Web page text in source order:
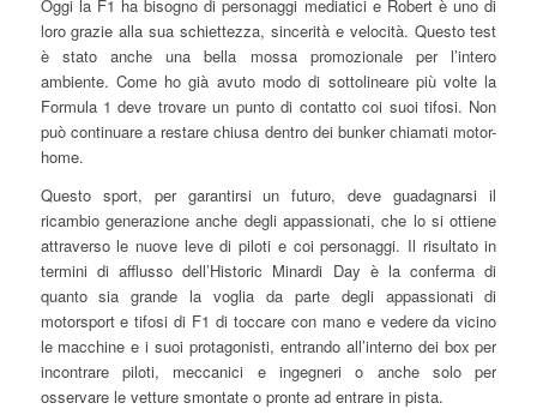
Oggi la F1 ha bisogno di personaggi mediatici e Robert è uno di
loro grazie alla sua schiettezza, sincerità e velocità. Questo test
è stato anche una bella mossa promozionale per l’intero
ambiente. Come ho già avuto modo di sottolineare più volte la
Formula 1 deve trovare un punto di contatto coi suoi tifosi. Non
può continuare a restare chiusa dentro dei bunker chiamati motor-
home.
Questo sport, per garantirsi un futuro, deve guadagnarsi il
ricambio generazione anche degli appassionati, che lo si ottiene
attraverso le nuove leve di piloti e coi personaggi. Il risultato in
termini di afflusso dell’Historic Minardi Day è la conferma di
quanto sia grande la voglia da parte degli appassionati di
motorsport e tifosi di F1 di toccare con mano e vedere da vicino
le macchine e i suoi protagonisti, entrando all’interno dei box per
incontrare piloti, meccanici e ingegneri o anche solo per
osservare le vetture smontate o pronte ad entrare in pista.